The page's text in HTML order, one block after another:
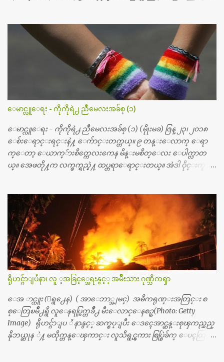
စၿပီး၊ အာရွေတာ္ဝင္ခြဲစိတ္ခန္းကို ငွားရမ္းခြဲစိတ္ အရိုးအစားထိုးကုပါတ
ယ္။ ေဆးစစ္၊ေဆးဝယ္၊ ခြဲစိတ္ကု၊ အရိုးအစားထိုးပစၥည္း စတဲ့စရိ
တ္ေတြနဲ႔ေဆးရံုမွာ ၂ ပတ္ေနထိုင္စရိတ္ သိန္း ၇၀ ေလာက္ ကုန္သြား
ပါတယ္။ သူငယ္ခ်င္းျဖစ္သူကို လာေတြ႔ရင္း ဟိုတယ္လို သန္႔ရွင္းသ
ပ္ရပ္တဲ့ ဝိတိုရိယေဆးရံုမွာ စီတီစကင္ နဲ႔ အမ္အာအိုင္1 စက္ခန္းကိုေ
တြ႔လို႔ေမးၾကည့္ေတာ့ တခါစမ္းရင္ က်ပ္တသိန္းေက်ာ္ က်သင့္
တယ္သိရပါတယ္။ တခါတေလ ကိုယ္လက္ေျခ၊ ဦးေႏွာက္ေတြ အေသး
စိတ္ၾကည့္လိုရင္ ဒီစက္ၾကီးေတြနဲ႔ စမ္းသပ္ရပါတယ္။ ခႏၱာကိုယ္အစိတ္ပို
င္း ကလီစာေတြကိုၾကည့္ရႈတဲ့ အာလထရာေဆာင္း2 စက္ေတြ
ကေတာ့ ေစ်းသိပ္မႀကီးလို႔ ျမန္မာျပည္ေဆးရံုတိုင္းရွိပါတယ္။
တစ္ခါစမ္းရင္ က်ပ္တစ္ေသာင္းေလာက္ က်သင့္ပါတယ္။ စာေရးသူ လြ
န္ခဲ့တဲ့ (၂)...
ေမာင္လူေရး - ကိုကိုရဲ႕ ညီမေလးအခ်စ္ (၁)
ေမာင္လူေရး - ကိုကိုရဲ႕ ညီမေလးအခ်စ္ (၁) (မိုုးမခ) ဇြန္ ၂၃၊ ၂၀၁၈
ေစ်းေရာင္းရင္းနဲ႔ ေက်ာင္းတက္တယ္။ ၉ တန္းေလာက္ ေရာ
က္ေတာ့ ေယာက္်ားစိတ္ကေလးကေန မိန္းမစိတ္ေလး ေပါက္လာတ
ယ္။ အေဖတို႔က လက္ဖက္ရည္နဲ႔ ထပ္တရာေရာင္းတယ္။ အဲဒါ ဝိုင္းကူ
တယ္။ ပန္းပန္တယ္။ မိန္းကေလး အဝတ္အစားေတြကိုလည္း ခုိးဝတ္တ
ယ္။ မိန္းမစိတ္ရွိေတာ့ ရွိေပမယ့္ ကိုယ့္ကိုယ္ကို မိန္းမစိတ္ေပါက္မွန္း
သိတာက ၉ တန္း၊ ၁၀ တန္းေလာက္ကမွ။ ညီအစ္ကို ေမာင္နွမ အားလံုး ၆
ေယာက္ရွိတယ္။ အစ္ကို ၃ ေယာက္၊ အစ္မ ႏွစ္ေယာက္။ အစ္ကိုေတြက
လည္း သူ႔ အေပါင္းအသင္းနဲ႔ သူဆိုေတာ့ အမေတြနဲ႔ဘဲ ေပါ
င္းတယ္။ ျပီးေတာ့ အေဖကလည္း ေယာက္်ားဆုိ ေယာ
က္်ားေလးလုိဘဲ ေနေစခ်င္တယ္။ အေဖ့ကို ေၾကာက္လည္း ေၾကာ
က္ရတယ္။ ေယာက္်ားဘဝဆုိတာ ျမင့္ျမတ္တယ္ေပါ့။ ေယာ
က္်ားေလး စိတ္လည္း ရွိေအာင္ ဘာသာေရးလည္း လုိက္စားေအာင္
တန္ခူးလဆုိ တစ္လလံုး ကိုရင္ ဝတ္ခုိင္းတယ္။ ေက်ာင္းမွာဆုိရင္ ေ
ယာက္်ားေလးေတြက ကိုယ့္ကို ဘာပဲျဖစ္ျဖစ္ မၾကားတၾကား စ
ရင္စတယ္။ အေျခာက္ ဘာညာေပါ့၊ အာ့့လုိေလးေတြ စတာေပါ့။
ရိုဟင္ဂ်ာျပႆနာ၊ လူ ့အခြင့္အေရးနွင့္ အမ်ိဳးသား ဂုဏ္သိကၡာ
ေအ ာင္ထူး (ေရွ႕ေန) ( အာေဘာ္အျမင္) အဓိကရုဏ္းအတြင္း စ
စ္ေတြၿမိဳ႕ရွိ လူေနရပ္ကြက္တခ်ိဳ႕ မီးေလာင္ေနစဥ္(Photo: Getty
Image) ရိုဟင္ဂ်ာျပ ႆ နာနွင့္ ဆက္စပ္ျပီး ေဒၚေအာင္ဆန္းစုၾကည္သည္
နိုဘယ္ဆုန ဲ႔ မထိုက္တန္ေၾကာင္း လူသိရွင္ၾကား စြပ္စြဲခ်က္ ေပၚထြက္လာ